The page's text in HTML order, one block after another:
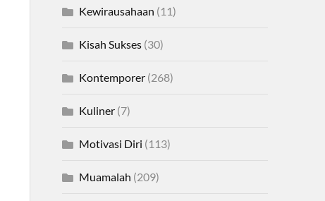
Kewirausahaan (11)
Kisah Sukses(30)
Kontemporer(268)
Kuliner(7)
Motivasi Diri (113)
Muamalah (209)